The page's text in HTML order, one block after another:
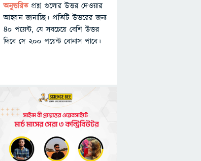
অনুত্তরিত প্রশ্ন গুলোর উত্তর দেওয়ার
আহ্বান জানাচ্ছি। প্রতিটি উত্তরের জন্য
৪০ পয়েন্ট, যে সবচেয়ে বেশি উত্তর
দিবে সে ২০০ পয়েন্ট বোনাস পাবে।